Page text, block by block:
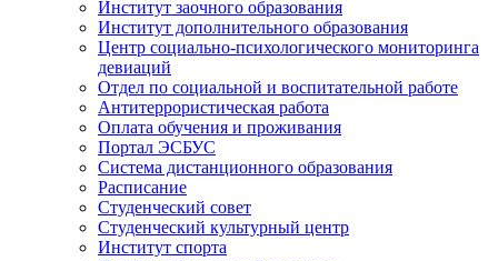
Институт заочного образования
Институт дополнительного образования
Центр социально-психологического мониторинга
девиаций
Отдел по социальной и воспитательной работе
Антитеррористическая работа
Оплата обучения и проживания
Портал ЭСБУС
Система дистанционного образования
Расписание
Студенческий совет
Студенческий культурный центр
Институт спорта